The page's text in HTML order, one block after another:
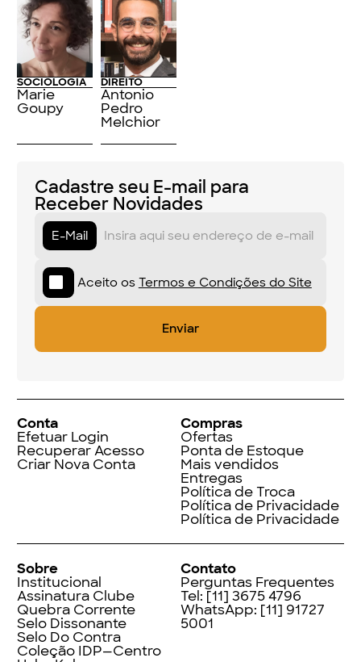
SOCIOLOGIA
Marie
Goupy
DIREITO
Antonio
Pedro
Melchior
Cadastre seu E-mail para
Receber Novidades
E-Mail
Aceito os Termos e Condições do Site
Conta
Efetuar Login
Recuperar Acesso
Criar Nova Conta
Compras
Ofertas
Ponta de Estoque
Mais vendidos
Entregas
Política de Troca
Política de Privacidade
Política de Privacidade
Sobre
Institucional
Assinatura Clube
Quebra Corrente
Selo Dissonante
Selo Do Contra
Coleção IDP—Centro
Contato
Perguntas Frequentes
Tel: [11] 3675 4796
WhatsApp: [11] 91727
5001